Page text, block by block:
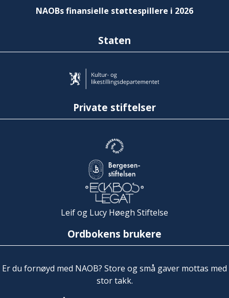
NAOBs finansielle støttespillere i 2026
Staten
Private stiftelser
Leif og Lucy Høegh Stiftelse
Ordbokens brukere
Er du fornøyd med NAOB? Store og små gaver mottas med
stor takk.